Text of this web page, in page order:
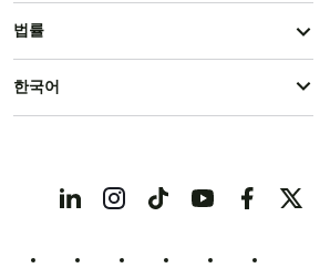
법률
한국어